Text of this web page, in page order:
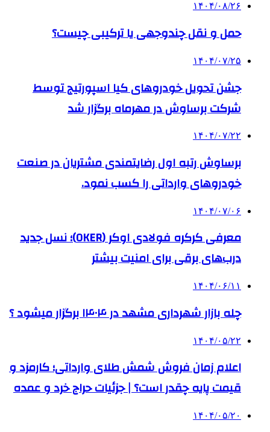
۱۴۰۴/۰۸/۲۶
حمل و نقل چندوجهی یا ترکیبی چیست؟
۱۴۰۴/۰۷/۲۵
جشن تحویل خودروهای کیا اسپورتیج توسط
شرکت برساوش در مهرماه برگزار شد
۱۴۰۴/۰۷/۲۲
برساوش رتبه اول رضایتمندی مشتریان در صنعت
خودروهای وارداتی را کسب نمود.
۱۴۰۴/۰۷/۰۶
معرفی کرکره فولادی اوکر (OKER)؛ نسل جدید
درب‌های برقی برای امنیت بیشتر
۱۴۰۴/۰۶/۱۱
چله بازار شهرداری مشهد در ۱۴۰۴ برگزار میشود ؟
۱۴۰۴/۰۵/۲۲
اعلام زمان فروش شمش طلای وارداتی؛ کارمزد و
قیمت پایه چقدر است؟ | جزئیات حراج خرد و عمده
۱۴۰۴/۰۵/۲۰